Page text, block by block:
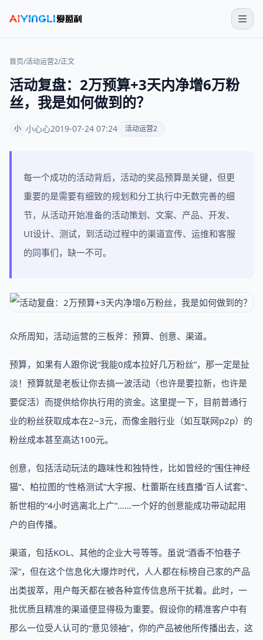
首页/活动运营2/正文
活动复盘：2万预算+3天内净增6万粉
丝，我是如何做到的？
小 小心心2019-07-24 07:24 活动运营2
每一个成功的活动背后，活动的奖品预算是关键，但更
重要的是需要有细致的规划和分工执行中无数完善的细
节，从活动开始准备的活动策划、文案、产品、开发、
UI设计、测试，到活动过程中的渠道宣传、运维和客服
的同事们，缺一不可。
众所周知，活动运营的三板斧：预算、创意、渠道。
预算，如果有人跟你说“我能0成本拉好几万粉丝”，那一定是扯
淡！预算就是老板让你去搞一波活动（也许是要拉新，也许是
要促活）而提供给你执行用的资金。这里提一下，目前普通行
业的粉丝获取成本在2~3元，而像金融行业（如互联网p2p）的
粉丝成本甚至高达100元。
创意，包括活动玩法的趣味性和独特性，比如曾经的“围住神经
猫”、柏拉图的“性格测试”大字报、杜蕾斯在线直播“百人试套”、
新世相的“4小时逃离北上广”……一个好的创意能成功带动起用
户的自传播。
渠道，包括KOL、其他的企业大号等等。虽说“酒香不怕巷子
深”，但在这个信息化大爆炸时代，人人都在标榜自己家的产品
出类拔萃，用户每天都在被各种宣传信息所干扰着。此时，一
批优质且精准的渠道便显得极为重要。假设你的精准客户中有
那么一位受人认可的“意见领袖”，你的产品被他所传播出去，这